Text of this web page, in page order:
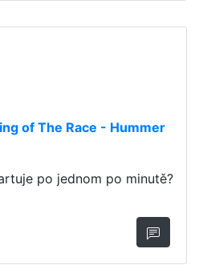
of The Race - Hummer
po jednom po minutě?